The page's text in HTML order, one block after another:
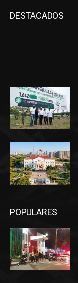
DESTACADOS
POPULARES